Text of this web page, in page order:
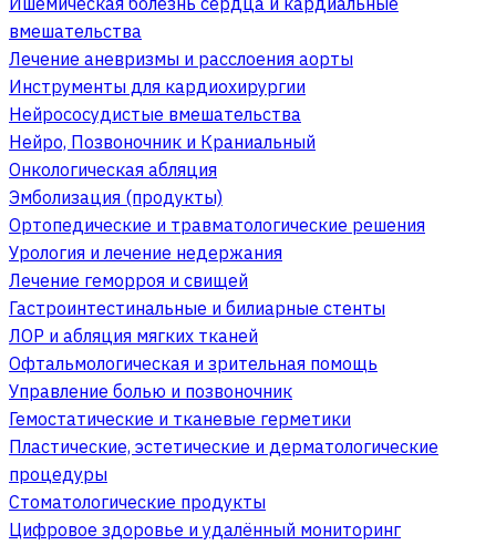
вмешательства
Лечение аневризмы и расслоения аорты
Инструменты для кардиохирургии
Нейрососудистые вмешательства
Нейро, Позвоночник и Краниальный
Онкологическая абляция
Эмболизация (продукты)
Ортопедические и травматологические решения
Урология и лечение недержания
Лечение геморроя и свищей
Гастроинтестинальные и билиарные стенты
ЛОР и абляция мягких тканей
Офтальмологическая и зрительная помощь
Управление болью и позвоночник
Гемостатические и тканевые герметики
Пластические, эстетические и дерматологические
процедуры
Стоматологические продукты
Цифровое здоровье и удалённый мониторинг